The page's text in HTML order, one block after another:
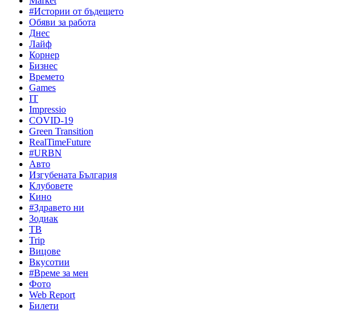
#Истории от бъдещето
Обяви за работа
Днес
Лайф
Корнер
Бизнес
Времето
Games
IT
Impressio
COVID-19
Green Transition
RealTimeFuture
#URBN
Авто
Изгубената България
Клубовете
Кино
#Здравето ни
Зодиак
ТВ
Trip
Вицове
Вкусотии
#Време за мен
Фото
Web Report
Билети